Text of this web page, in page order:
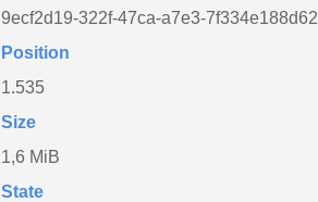
9ecf2d19-322f-47ca-a7e3-7f334e188d62
Position
1.535
Size
1,6 MiB
State